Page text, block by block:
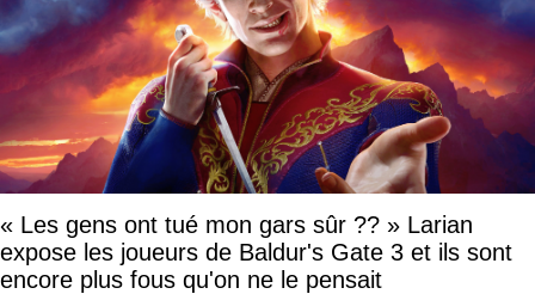
« Les gens ont tué mon gars sûr ?? » Larian
expose les joueurs de Baldur's Gate 3 et ils sont
encore plus fous qu'on ne le pensait